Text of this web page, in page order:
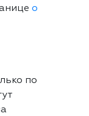
о
по